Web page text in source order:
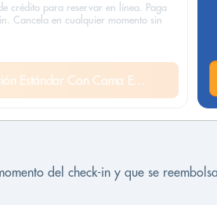
crédito para reservar en línea. Paga
Cancela en cualquier momento sin
Estándar Con Cama E...
del check-in y que se